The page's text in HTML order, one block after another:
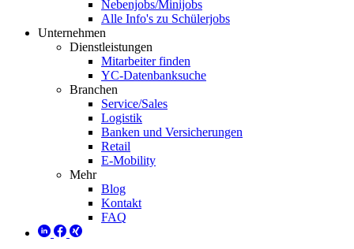
Nebenjobs/Minijobs
Alle Info's zu Schülerjobs
Unternehmen
Dienstleistungen
Mitarbeiter finden
YC-Datenbanksuche
Branchen
Service/Sales
Logistik
Banken und Versicherungen
Retail
E-Mobility
Mehr
Blog
Kontakt
FAQ